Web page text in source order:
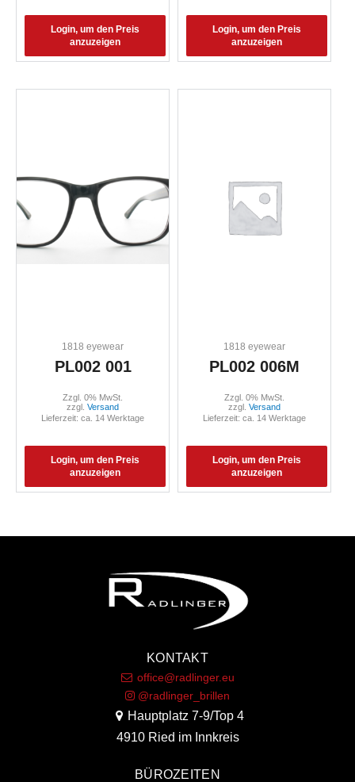
Login, um den Preis
anzuzeigen
Login, um den Preis
anzuzeigen
1818 eyewear
PL002 001
Login, um den Preis
anzuzeigen
Zzgl. 0% MwSt.
zzgl. Versand
Lieferzeit: ca. 14 Werktage
1818 eyewear
PL002 006M
Login, um den Preis
anzuzeigen
Zzgl. 0% MwSt.
zzgl. Versand
Lieferzeit: ca. 14 Werktage
KONTAKT
office@radlinger.eu
@radlinger_brillen
Hauptplatz 7-9/Top 4
4910 Ried im Innkreis
BÜROZEITEN